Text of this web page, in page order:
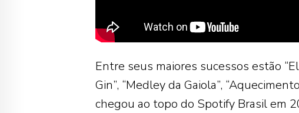
Entre seus maiores sucessos estão
Gin”, “Medley da Gaiola”,
chegou ao topo do Spotify Brasil em